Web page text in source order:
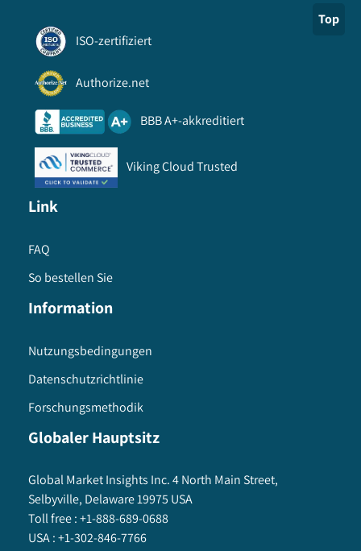
Top
ISO-zertifiziert
Authorize.net
BBB A+-akkreditiert
Viking Cloud Trusted
Link
FAQ
So bestellen Sie
Information
Nutzungsbedingungen
Datenschutzrichtlinie
Forschungsmethodik
Globaler Hauptsitz
Global Market Insights Inc. 4 North Main Street,
Selbyville, Delaware 19975 USA
Toll free :+1-888-689-0688
USA :+1-302-846-7766